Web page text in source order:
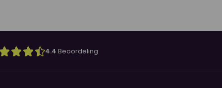
4.4 Beoordeling